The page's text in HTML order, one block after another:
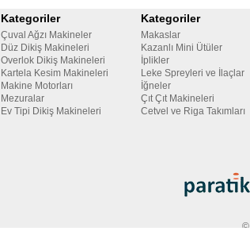
Kategoriler
Çuval Ağzı Makineler
Düz Dikiş Makineleri
Overlok Dikiş Makineleri
Kartela Kesim Makineleri
Makine Motorları
Mezuralar
Ev Tipi Dikiş Makineleri
Kategoriler
Makaslar
Kazanlı Mini Ütüler
İplikler
Leke Spreyleri ve İlaçlar
İğneler
Çıt Çıt Makineleri
Cetvel ve Riga Takımları
©